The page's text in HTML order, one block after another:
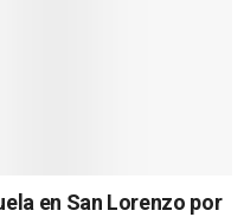
en San Lorenzo por